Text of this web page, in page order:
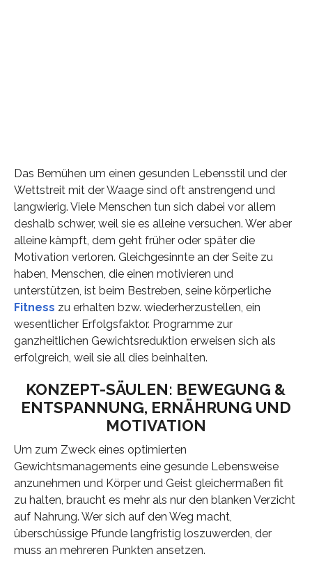
Das Bemühen um einen gesunden Lebensstil und der
Wettstreit mit der Waage sind oft anstrengend und
langwierig. Viele Menschen tun sich dabei vor allem
deshalb schwer, weil sie es alleine versuchen. Wer aber
alleine kämpft, dem geht früher oder später die
Motivation verloren. Gleichgesinnte an der Seite zu
haben, Menschen, die einen motivieren und
unterstützen, ist beim Bestreben, seine körperliche
Fitness zu erhalten bzw. wiederherzustellen, ein
wesentlicher Erfolgsfaktor. Programme zur
ganzheitlichen Gewichtsreduktion erweisen sich als
erfolgreich, weil sie all dies beinhalten.
KONZEPT-SÄULEN: BEWEGUNG &
ENTSPANNUNG, ERNÄHRUNG UND
MOTIVATION
Um zum Zweck eines optimierten
Gewichtsmanagements eine gesunde Lebensweise
anzunehmen und Körper und Geist gleichermaßen fit
zu halten, braucht es mehr als nur den blanken Verzicht
auf Nahrung. Wer sich auf den Weg macht,
überschüssige Pfunde langfristig loszuwerden, der
muss an mehreren Punkten ansetzen.